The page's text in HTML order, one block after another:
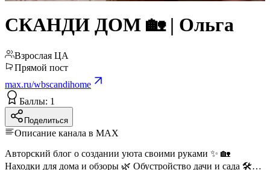
СКАНДИ ДОМ 🏡 | Ольга
Взрослая ЦА
Прямой пост
max.ru/wbscandihome
Баллы: 1
Поделиться
Описание канала в MAX
Авторский блог о создании уюта своими руками ✨ 🏡
Находки для дома и обзоры 🌿 Обустройство дачи и сада 🛠